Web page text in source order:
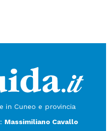
in Cuneo e provincia
Massimiliano Cavallo